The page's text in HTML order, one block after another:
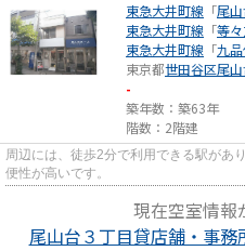
東急大井町線 「尾
東急大井町線 「等
東急大井町線 「九
東京都世田谷区尾
-
築年数：築63年
階数：2階建
周辺には、徒歩2分で利用できる駅があ
便性が高いです。
現在空室情報
尾山台３丁目貸店舗・事